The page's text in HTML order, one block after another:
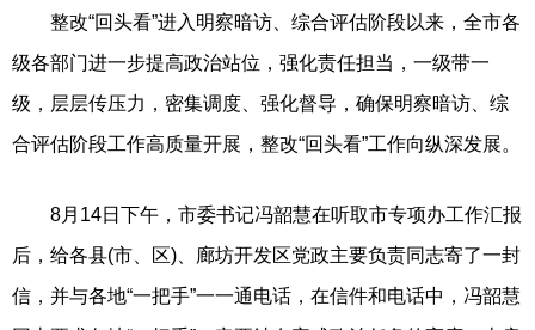
整改“回头看”进入明察暗访、综合评估阶段以来，全市各
级各部门进一步提高政治站位，强化责任担当，一级带一
级，层层传压力，密集调度、强化督导，确保明察暗访、综
合评估阶段工作高质量开展，整改“回头看”工作向纵深发展。
8月14日下午，市委书记冯韶慧在听取市专项办工作汇报
后，给各县(市、区)、廊坊开发区党政主要负责同志寄了一封
信，并与各地“一把手”一一通电话，在信件和电话中，冯韶慧